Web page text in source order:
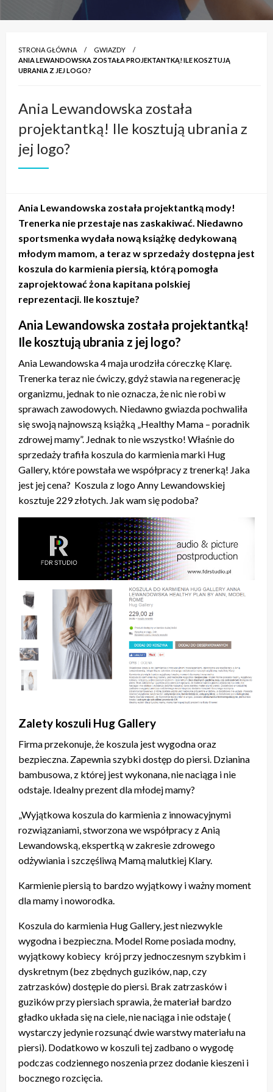
STRONA GŁÓWNA
GWIAZDY
ANIA LEWANDOWSKA ZOSTAŁA PROJEKTANTKĄ! ILE KOSZTUJĄ
UBRANIA Z JEJ LOGO?
Ania Lewandowska została
projektantką! Ile kosztują ubrania z
jej logo?
Ania Lewandowska została projektantką mody!
Trenerka nie przestaje nas zaskakiwać. Niedawno
sportsmenka wydała nową książkę dedykowaną
młodym mamom, a teraz w sprzedaży dostępna jest
koszula do karmienia piersią, którą pomogła
zaprojektować żona kapitana polskiej
reprezentacji. Ile kosztuje?
Ania Lewandowska została projektantką!
Ile kosztują ubrania z jej logo?
Ania Lewandowska 4 maja urodziła córeczkę Klarę.
Trenerka teraz nie ćwiczy, gdyż stawia na regenerację
organizmu, jednak to nie oznacza, że nic nie robi w
sprawach zawodowych. Niedawno gwiazda pochwaliła
się swoją najnowszą książką „Healthy Mama – poradnik
zdrowej mamy”. Jednak to nie wszystko! Właśnie do
sprzedaży trafiła koszula do karmienia marki Hug
Gallery, które powstała we współpracy z trenerką! Jaka
jest jej cena? Koszula z logo Anny Lewandowskiej
kosztuje 229 złotych. Jak wam się podoba?
Zalety koszuli Hug Gallery
Firma przekonuje, że koszula jest wygodna oraz
bezpieczna. Zapewnia szybki dostęp do piersi. Dzianina
bambusowa, z której jest wykonana, nie naciąga i nie
odstaje. Idealny prezent dla młodej mamy?
„Wyjątkowa koszula do karmienia z innowacyjnymi
rozwiązaniami, stworzona we współpracy z Anią
Lewandowską, ekspertką w zakresie zdrowego
odżywiania i szczęśliwą Mamą malutkiej Klary.
Karmienie piersią to bardzo wyjątkowy i ważny moment
dla mamy i noworodka.
Koszula do karmienia Hug Gallery, jest niezwykle
wygodna i bezpieczna. Model Rome posiada modny,
wyjątkowy kobiecy krój przy jednoczesnym szybkim i
dyskretnym (bez zbędnych guzików, nap, czy
zatrzasków) dostępie do piersi. Brak zatrzasków i
guzików przy piersiach sprawia, że materiał bardzo
gładko układa się na ciele, nie naciąga i nie odstaje (
wystarczy jedynie rozsunąć dwie warstwy materiału na
piersi). Dodatkowo w koszuli tej zadbano o wygodę
podczas codziennego noszenia przez dodanie kieszeni i
bocznego rozcięcia.